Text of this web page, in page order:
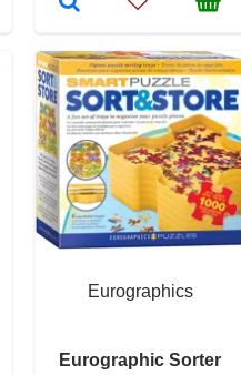
Eurographics
Eurographic Sorter